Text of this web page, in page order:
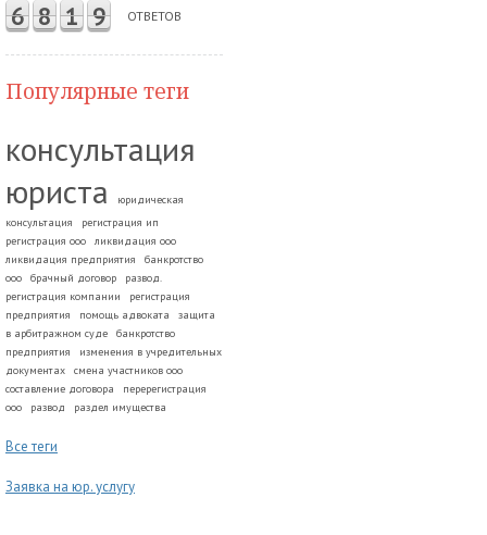
6 8 1 9 ОТВЕТОВ
Популярные теги
консультация
юриста
юридическая
консультация
регистрация ип
регистрация ооо
ликвидация ооо
ликвидация предприятия
банкротство
ооо
брачный договор
развод.
регистрация компании
регистрация
предприятия
помощь адвоката
защита
в арбитражном суде
банкротство
предприятия
изменения в учредительных
документах
смена участников ооо
составление договора
перерегистрация
ооо
развод раздел имущества
Все теги
Заявка на юр. услугу